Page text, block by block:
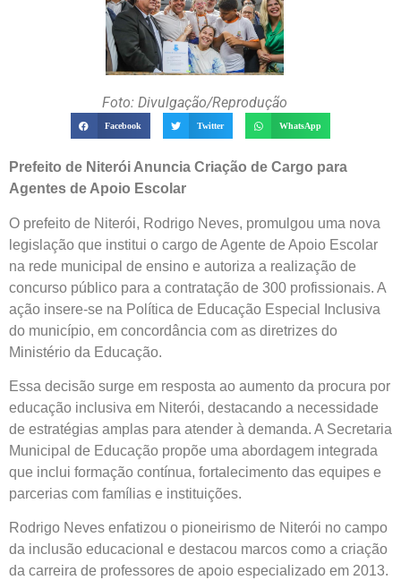
Foto: Divulgação/Reprodução
Facebook Twitter WhatsApp
Prefeito de Niterói Anuncia Criação de Cargo para
Agentes de Apoio Escolar
O prefeito de Niterói, Rodrigo Neves, promulgou uma nova
legislação que institui o cargo de Agente de Apoio Escolar
na rede municipal de ensino e autoriza a realização de
concurso público para a contratação de 300 profissionais. A
ação insere-se na Política de Educação Especial Inclusiva
do município, em concordância com as diretrizes do
Ministério da Educação.
Essa decisão surge em resposta ao aumento da procura por
educação inclusiva em Niterói, destacando a necessidade
de estratégias amplas para atender à demanda. A Secretaria
Municipal de Educação propõe uma abordagem integrada
que inclui formação contínua, fortalecimento das equipes e
parcerias com famílias e instituições.
Rodrigo Neves enfatizou o pioneirismo de Niterói no campo
da inclusão educacional e destacou marcos como a criação
da carreira de professores de apoio especializado em 2013.